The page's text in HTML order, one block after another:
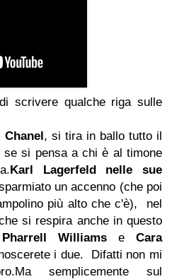
scrivere qualche riga sulle
Chanel, si tira in ballo tutto il
se si pensa a chi è al timone
Karl Lagerfeld nelle sue
un accenno (che poi
più alto che c'è), nel
si respira anche in questo
Pharrell Williams e Cara
i due. Difatti non mi
semplicemente sul